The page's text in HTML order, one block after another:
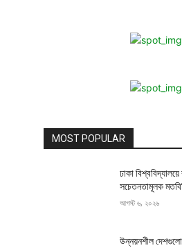
MOST POPULAR
ঢাকা
সচেতনতামূলক
আগস্ট ৬, ২০২৬
উন্নয়নশীল